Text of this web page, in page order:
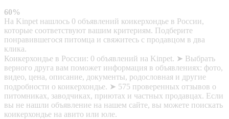
60%
На Kinpet нашлось 0 объявлений коикерхондье в России,
которые соответствуют вашим критериям. Подберите
понравившегося питомца и свяжитесь с продавцом в два
клика.
Коикерхондье в России: 0 объявлений на Kinpet. ➤ Выбрать
верного друга вам поможет информация в объявлениях: фото,
видео, цена, описание, документы, родословная и другие
подробности о коикерхондье. ➤ 575 проверенных отзывов о
питомниках, заводчиках, приютах и частных продавцах. Если
вы не нашли объявление на нашем сайте, вы можете поискать
коикерхондье на авито или юле.